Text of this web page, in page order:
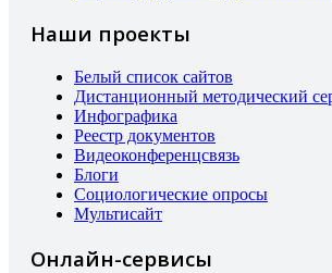
Наши проекты
Белый список сайтов
Дистанционный методический
Инфографика
Реестр документов
Видеоконференцсвязь
Блоги
Социологические опросы
Мультисайт
Онлайн-сервисы